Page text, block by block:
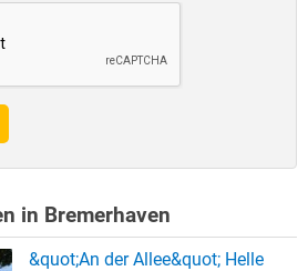
in Bremerhaven
&quot;An der Allee&quot; Helle